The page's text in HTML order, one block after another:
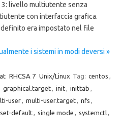
3: livello multiutente senza
con interfaccia grafica.
era impostato nel file
i sistemi in modi deversi »
RHCSA 7 Unix/Linux Tag: centos ,
graphical.target, init, inittab ,
user, multi-user.target, nfs ,
set-default, single mode , systemctl,